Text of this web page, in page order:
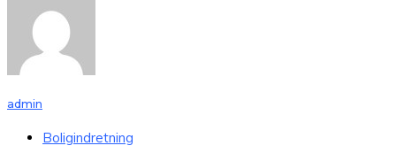
admin
Boligindretning